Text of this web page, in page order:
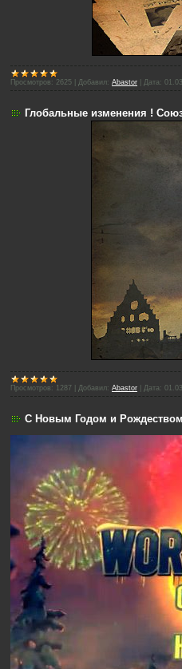
Просмотров: 2625 Добавил: Abastor Дата:
Глобальные изменения !
Просмотров: 1287 Добавил: Abastor Дата:
С Новым Годом и